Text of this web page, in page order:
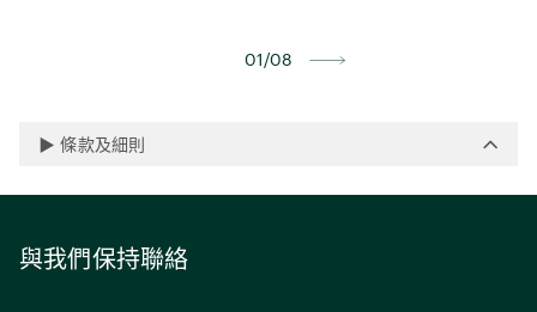
01/08
▶條款及細則
與我們保持聯絡